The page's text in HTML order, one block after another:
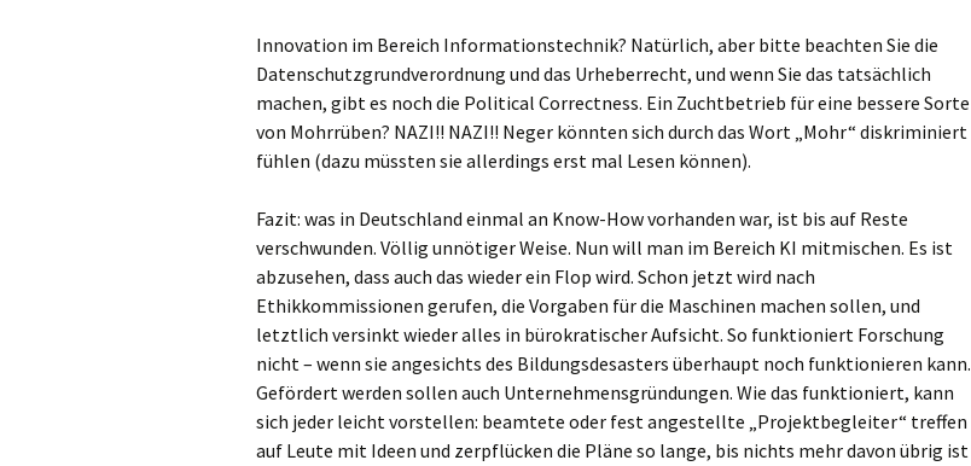
Innovation im Bereich Informationstechnik? Natürlich, aber bitte beachten Sie die
Datenschutzgrundverordnung und das Urheberrecht, und wenn Sie das tatsächlich
machen, gibt es noch die Political Correctness. Ein Zuchtbetrieb für eine bessere Sorte
von Mohrrüben? NAZI!! NAZI!! Neger könnten sich durch das Wort „Mohr“ diskriminiert
fühlen (dazu müssten sie allerdings erst mal Lesen können).
Fazit: was in Deutschland einmal an Know-How vorhanden war, ist bis auf Reste
verschwunden. Völlig unnötiger Weise. Nun will man im Bereich KI mitmischen. Es ist
abzusehen, dass auch das wieder ein Flop wird. Schon jetzt wird nach
Ethikkommissionen gerufen, die Vorgaben für die Maschinen machen sollen, und
letztlich versinkt wieder alles in bürokratischer Aufsicht. So funktioniert Forschung
nicht – wenn sie angesichts des Bildungsdesasters überhaupt noch funktionieren kann.
Gefördert werden sollen auch Unternehmensgründungen. Wie das funktioniert, kann
sich jeder leicht vorstellen: beamtete oder fest angestellte „Projektbegleiter“ treffen
auf Leute mit Ideen und zerpflücken die Pläne so lange, bis nichts mehr davon übrig ist